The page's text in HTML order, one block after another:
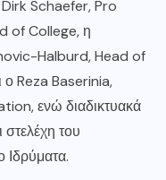
Dirk Schaefer, Pro
of College, η
Halburd, Head of
Reza Baserinia,
ενώ διαδικτυακά
του